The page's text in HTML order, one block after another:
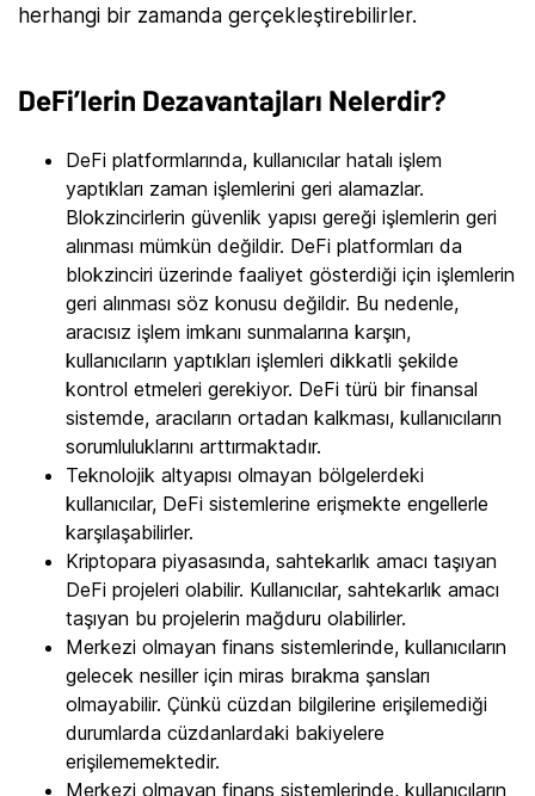
herhangi bir zamanda gerçekleştirebilirler.
DeFi’lerin Dezavantajları Nelerdir?
DeFi platformlarında, kullanıcılar hatalı işlem
yaptıkları zaman işlemlerini geri alamazlar.
Blokzincirlerin güvenlik yapısı gereği işlemlerin geri
alınması mümkün değildir. DeFi platformları da
blokzinciri üzerinde faaliyet gösterdiği için işlemlerin
geri alınması söz konusu değildir. Bu nedenle,
aracısız işlem imkanı sunmalarına karşın,
kullanıcıların yaptıkları işlemleri dikkatli şekilde
kontrol etmeleri gerekiyor. DeFi türü bir finansal
sistemde, aracıların ortadan kalkması, kullanıcıların
sorumluluklarını arttırmaktadır.
Teknolojik altyapısı olmayan bölgelerdeki
kullanıcılar, DeFi sistemlerine erişmekte engellerle
karşılaşabilirler.
Kriptopara piyasasında, sahtekarlık amacı taşıyan
DeFi projeleri olabilir. Kullanıcılar, sahtekarlık amacı
taşıyan bu projelerin mağduru olabilirler.
Merkezi olmayan finans sistemlerinde, kullanıcıların
gelecek nesiller için miras bırakma şansları
olmayabilir. Çünkü cüzdan bilgilerine erişilemediği
durumlarda cüzdanlardaki bakiyelere
erişilememektedir.
Merkezi olmayan finans sistemlerinde, kullanıcıların